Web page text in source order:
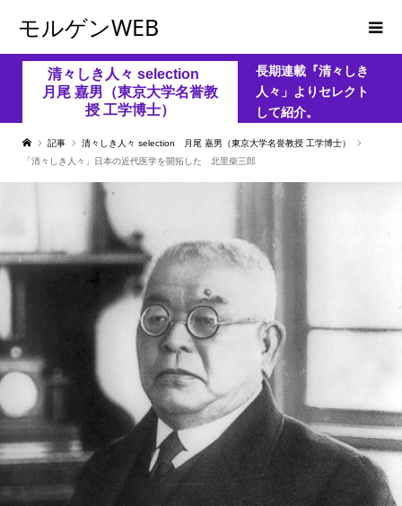
モルゲンWEB
清々しき人々 selection
月尾 嘉男（東京大学名誉教
授 工学博士）
長期連載『清々しき
人々」よりセレクト
して紹介。
記事
清々しき人々 selection 月尾 嘉男（東京大学名誉教授 工学博士）
「清々しき人々」日本の近代医学を開拓した 北里柴三郎